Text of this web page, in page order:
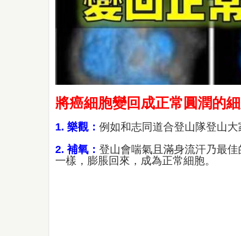
將癌細胞變回成正常圓潤的細
1. 樂觀： 例如和志同道合登山隊登山大
2. 補氧： 登山會喘氣且滿身流汗乃最
一樣，膨脹回來，成為正常細胞。